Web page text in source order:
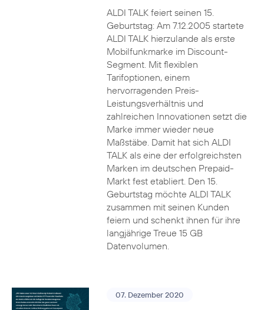
ALDI TALK feiert seinen 15.
Geburtstag: Am 7.12.2005 startete
ALDI TALK hierzulande als erste
Mobilfunkmarke im Discount-
Segment. Mit flexiblen
Tarifoptionen, einem
hervorragenden Preis-
Leistungsverhältnis und
zahlreichen Innovationen setzt die
Marke immer wieder neue
Maßstäbe. Damit hat sich ALDI
TALK als eine der erfolgreichsten
Marken im deutschen Prepaid-
Markt fest etabliert. Den 15.
Geburtstag möchte ALDI TALK
zusammen mit seinen Kunden
feiern und schenkt ihnen für ihre
langjährige Treue 15 GB
Datenvolumen.
07. Dezember 2020